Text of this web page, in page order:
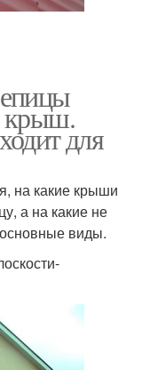
крыш.
для
на какие крыши
а на какие не
виды.